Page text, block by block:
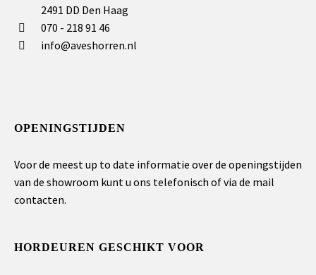
2491 DD Den Haag
070 - 218 91 46
info@aveshorren.nl
OPENINGSTIJDEN
Voor de meest up to date informatie over de openingstijden
van de showroom kunt u ons telefonisch of via de mail
contacten.
HORDEUREN GESCHIKT VOOR